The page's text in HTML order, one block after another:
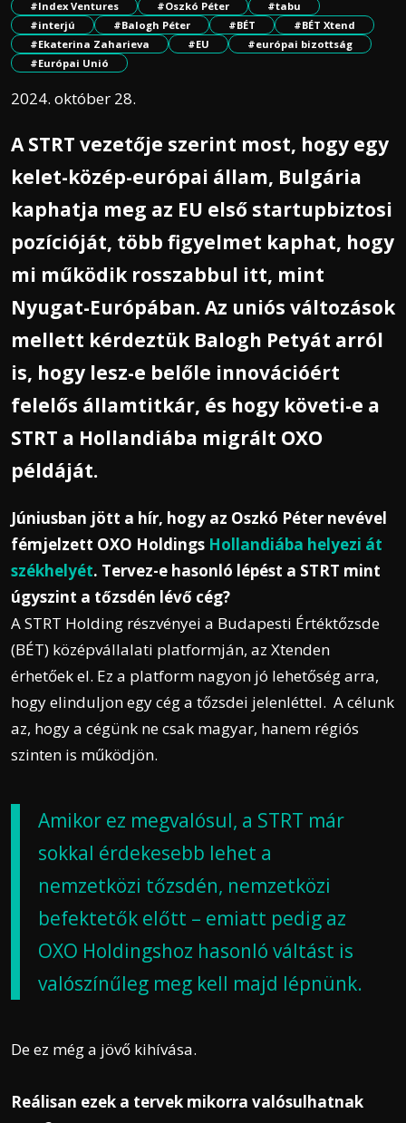
#Index Ventures
#Oszkó Péter
#tabu
#interjú
#Balogh Péter #BÉT
#BÉT Xtend
#Ekaterina Zaharieva
#EU
#európai bizottság
#Európai Unió
2024. október 28.
A STRT vezetője szerint most, hogy egy
kelet-közép-európai állam, Bulgária
kaphatja meg az EU első startupbiztosi
pozícióját, több figyelmet kaphat, hogy
mi működik rosszabbul itt, mint
Nyugat-Európában. Az uniós változások
mellett kérdeztük Balogh Petyát arról
is, hogy lesz-e belőle innovációért
felelős államtitkár, és hogy követi-e a
STRT a Hollandiába migrált OXO
példáját.
Júniusban jött a hír, hogy az Oszkó Péter nevével
fémjelzett OXO Holdings Hollandiába helyezi át
székhelyét. Tervez-e hasonló lépést a STRT mint
úgyszint a tőzsdén lévő cég?
A STRT Holding részvényei a Budapesti Értéktőzsde
(BÉT) középvállalati platformján, az Xtenden
érhetőek el. Ez a platform nagyon jó lehetőség arra,
hogy elinduljon egy cég a tőzsdei jelenléttel. A célunk
az, hogy a cégünk ne csak magyar, hanem régiós
szinten is működjön.
Amikor ez megvalósul, a STRT már
sokkal érdekesebb lehet a
nemzetközi tőzsdén, nemzetközi
befektetők előtt – emiatt pedig az
OXO Holdingshoz hasonló váltást is
valószínűleg meg kell majd lépnünk.
De ez még a jövő kihívása.
Reálisan ezek a tervek mikorra valósulhatnak